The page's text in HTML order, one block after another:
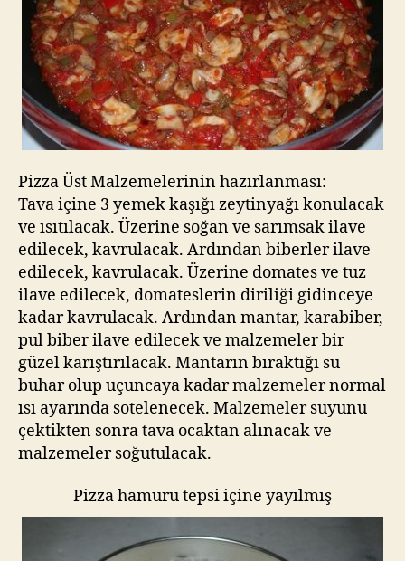
Pizza Üst Malzemelerinin hazırlanması:
Tava içine 3 yemek kaşığı zeytinyağı konulacak
ve ısıtılacak. Üzerine soğan ve sarımsak ilave
edilecek, kavrulacak. Ardından biberler ilave
edilecek, kavrulacak. Üzerine domates ve tuz
ilave edilecek, domateslerin diriliği gidinceye
kadar kavrulacak. Ardından mantar, karabiber,
pul biber ilave edilecek ve malzemeler bir
güzel karıştırılacak. Mantarın bıraktığı su
buhar olup uçuncaya kadar malzemeler normal
ısı ayarında sotelenecek. Malzemeler suyunu
çektikten sonra tava ocaktan alınacak ve
malzemeler soğutulacak.
Pizza hamuru tepsi içine yayılmış